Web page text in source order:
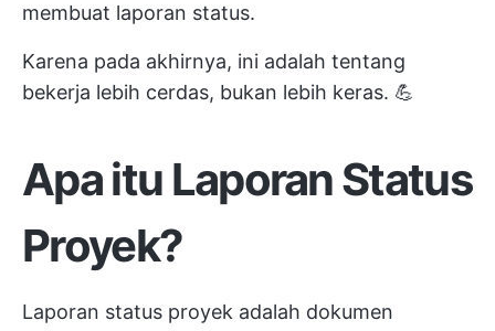
membuat laporan status.
Karena pada akhirnya, ini adalah tentang
bekerja lebih cerdas, bukan lebih keras. 💪
Apa itu Laporan Status
Proyek?
Laporan status proyek adalah dokumen